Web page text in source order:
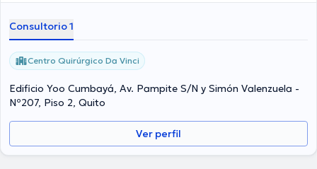
Consultorio 1
Centro Quirúrgico Da Vinci
Edificio Yoo Cumbayá, Av. Pampite S/N y Simón Valenzuela -
Nº207, Piso 2, Quito
Ver perfil